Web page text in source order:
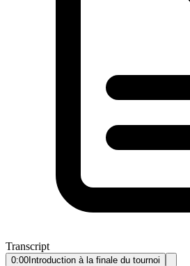
Transcript
0:00 Introduction à la finale du tournoi